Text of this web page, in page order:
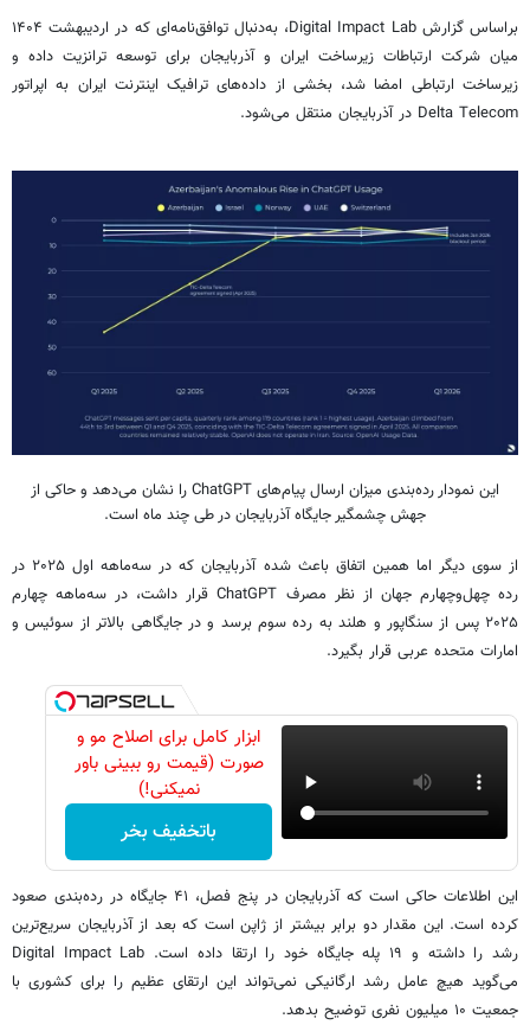
براساس گزارش Digital Impact Lab، به‌دنبال توافق‌نامه‌ای که در اردیبهشت ۱۴۰۴
میان شرکت ارتباطات زیرساخت ایران و آذربایجان برای توسعه ترانزیت داده و
زیرساخت ارتباطی امضا شد، بخشی از داده‌های ترافیک اینترنت ایران به اپراتور
Delta Telecom در آذربایجان منتقل می‌شود.
این نمودار رده‌بندی میزان ارسال پیام‌های ChatGPT را نشان می‌دهد و حاکی از
جهش چشمگیر جایگاه آذربایجان در طی چند ماه است.
از سوی دیگر اما همین اتفاق باعث شده آذربایجان که در سه‌ماهه اول ۲۰۲۵ در
رده چهل‌وچهارم جهان از نظر مصرف ChatGPT قرار داشت، در سه‌ماهه چهارم
۲۰۲۵ پس از سنگاپور و هلند به رده سوم برسد و در جایگاهی بالاتر از سوئیس و
امارات متحده عربی قرار بگیرد.
ابزار کامل برای اصلاح مو و
صورت (قیمت رو ببینی باور
نمیکنی!)
باتخفیف بخر
این اطلاعات حاکی است که آذربایجان در پنج فصل، ۴۱ جایگاه در رده‌بندی صعود
کرده است. این مقدار دو برابر بیشتر از ژاپن است که بعد از آذربایجان سریع‌ترین
رشد را داشته و ۱۹ پله جایگاه خود را ارتقا داده است. Digital Impact Lab
می‌گوید هیچ عامل رشد ارگانیکی نمی‌تواند این ارتقای عظیم را برای کشوری با
جمعیت ۱۰ میلیون نفری توضیح بدهد.